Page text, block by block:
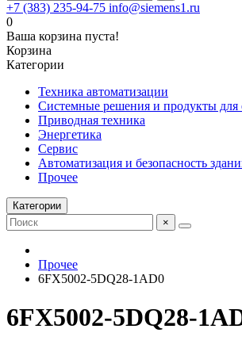
+7 (383) 235-94-75 info@siemens1.ru
0
Ваша корзина пуста!
Корзина
Категории
Техника автоматизации
Системные решения и продукты для
Приводная техника
Энергетика
Сервис
Автоматизация и безопасность
Прочее
Категории
×
Прочее
6FX5002-5DQ28-1AD0
6FX5002-5DQ28-